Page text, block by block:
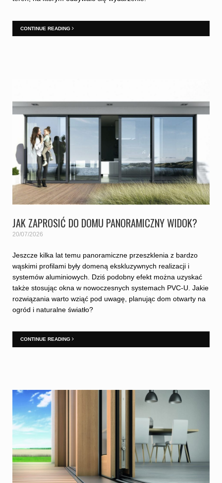
CONTINUE READING
JAK ZAPROSIĆ DO DOMU PANORAMICZNY WIDOK?
20/07/2026
Jeszcze kilka lat temu panoramiczne przeszklenia z bardzo
wąskimi profilami były domeną ekskluzywnych realizacji i
systemów aluminiowych. Dziś podobny efekt można uzyskać
także stosując okna w nowoczesnych systemach PVC-U. Jakie
rozwiązania warto wziąć pod uwagę, planując dom otwarty na
ogród i naturalne światło?
CONTINUE READING